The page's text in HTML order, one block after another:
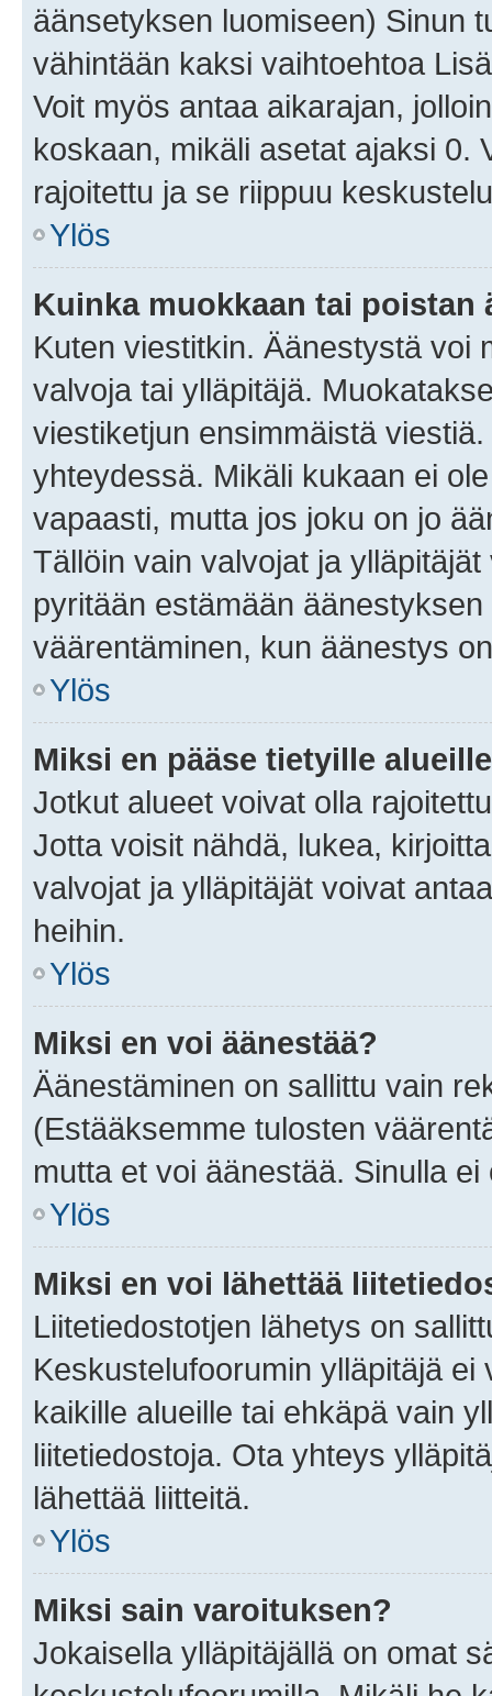
äänsetyksen luomiseen) Sinun
vähintään kaksi vaihtoehtoa
Voit myös antaa aikarajan,
koskaan, mikäli asetat ajaksi 0.
rajoitettu ja se riippuu
Ylös
Kuinka muokkaan tai poistan
Kuten viestitkin. Äänestystä voi
valvoja tai ylläpitäjä.
viestiketjun ensimmäistä
yhteydessä. Mikäli kukaan ei
vapaasti, mutta jos joku on jo
Tällöin vain valvojat ja
pyritään estämään
väärentäminen, kun äänestys
Ylös
Miksi en pääse tietyille
Jotkut alueet voivat olla
Jotta voisit nähdä, lukea,
valvojat ja ylläpitäjät voivat
heihin.
Ylös
Miksi en voi äänestää?
Äänestäminen on sallittu vain
(Estääksemme tulosten
mutta et voi äänestää. Sinulla
Ylös
Miksi en voi lähettää
Liitetiedostotjen lähetys on
Keskustelufoorumin ylläpitäjä
kaikille alueille tai ehkäpä vain
liitetiedostoja. Ota yhteys
lähettää liitteitä.
Ylös
Miksi sain varoituksen?
Jokaisella ylläpitäjällä on omat